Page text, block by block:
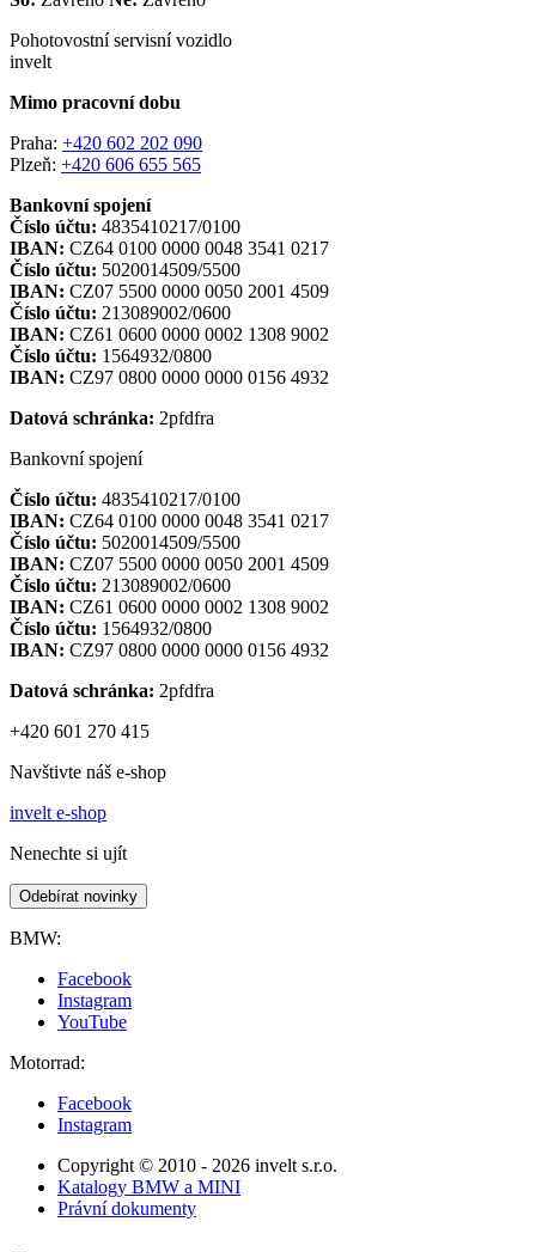
Pohotovostní servisní vozidlo
invelt
Mimo pracovní dobu
Praha: +420 602 202 090
Plzeň: +420 606 655 565
Bankovní spojení
Číslo účtu: 4835410217/0100
IBAN: CZ64 0100 0000 0048 3541 0217
Číslo účtu: 5020014509/5500
IBAN: CZ07 5500 0000 0050 2001 4509
Číslo účtu: 213089002/0600
IBAN: CZ61 0600 0000 0002 1308 9002
Číslo účtu: 1564932/0800
IBAN: CZ97 0800 0000 0000 0156 4932
Datová schránka: 2pfdfra
Bankovní spojení
Číslo účtu: 4835410217/0100
IBAN: CZ64 0100 0000 0048 3541 0217
Číslo účtu: 5020014509/5500
IBAN: CZ07 5500 0000 0050 2001 4509
Číslo účtu: 213089002/0600
IBAN: CZ61 0600 0000 0002 1308 9002
Číslo účtu: 1564932/0800
IBAN: CZ97 0800 0000 0000 0156 4932
Datová schránka: 2pfdfra
+420 601 270 415
Navštivte náš e-shop
invelt e-shop
Nenechte si ujít
Odebírat novinky
BMW:
Facebook
Instagram
YouTube
Motorrad:
Facebook
Instagram
Copyright © 2010 - 2026 invelt s.r.o.
Katalogy BMW a MINI
Právní dokumenty